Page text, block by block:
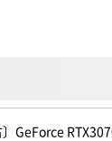
〕GeForce